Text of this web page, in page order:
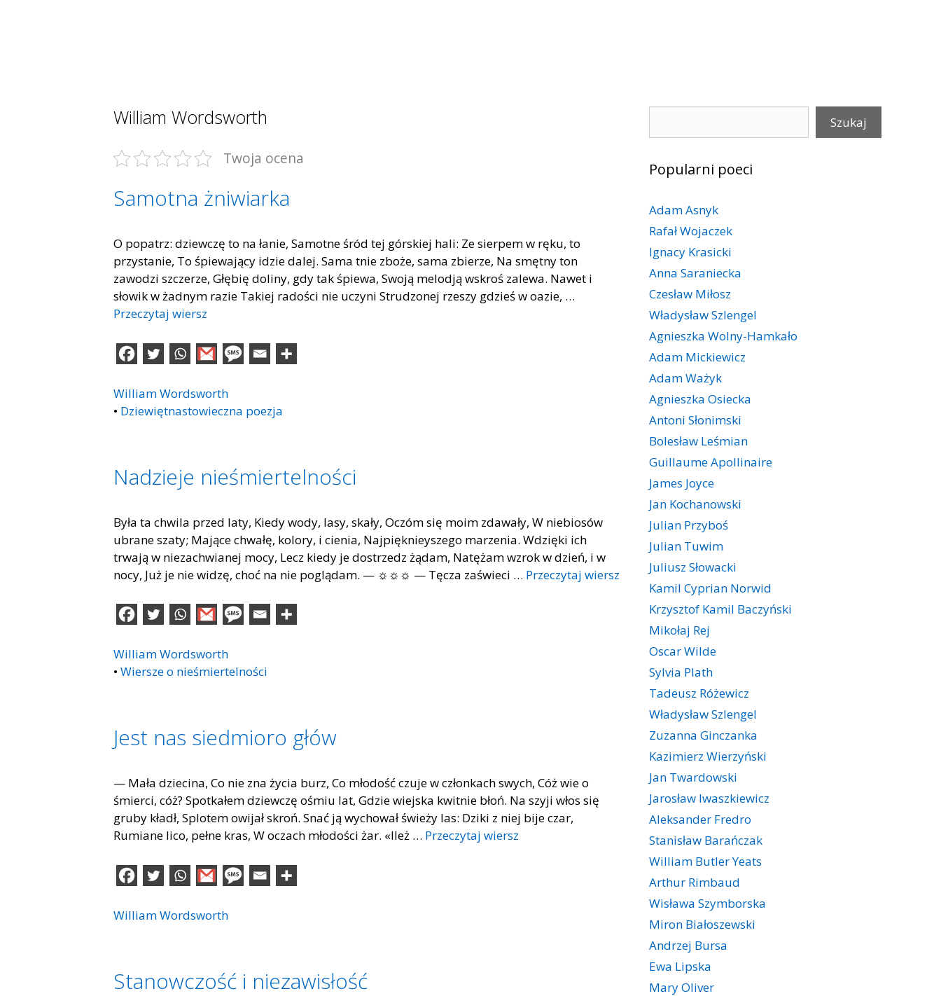
William Wordsworth
Twoja ocena
Samotna żniwiarka
O popatrz: dziewczę to na łanie, Samotne śród tej górskiej hali: Ze sierpem w ręku, to
przystanie, To śpiewający idzie dalej. Sama tnie zboże, sama zbierze, Na smętny ton
zawodzi szczerze, Głębię doliny, gdy tak śpiewa, Swoją melodją wskroś zalewa. Nawet i
słowik w żadnym razie Takiej radości nie uczyni Strudzonej rzeszy gdzieś w oazie, …
Przeczytaj wiersz
William Wordsworth
• Dziewiętnastowieczna poezja
Nadzieje nieśmiertelności
Była ta chwila przed laty, Kiedy wody, lasy, skały, Oczóm się moim zdawały, W niebiosów
ubrane szaty; Mające chwałę, kolory, i cienia, Najpięknieyszego marzenia. Wdzięki ich
trwają w niezachwianej mocy, Lecz kiedy je dostrzedz żądam, Natężam wzrok w dzień, i w
nocy, Już je nie widzę, choć na nie poglądam. — ☼☼☼ — Tęcza zaświeci … Przeczytaj wiersz
William Wordsworth
• Wiersze o nieśmiertelności
Jest nas siedmioro głów
— Mała dziecina, Co nie zna życia burz, Co młodość czuje w członkach swych, Cóż wie o
śmierci, cóż? Spotkałem dziewczę ośmiu lat, Gdzie wiejska kwitnie błoń. Na szyji włos się
gruby kładł, Splotem owijał skroń. Snać ją wychował świeży las: Dziki z niej bije czar,
Rumiane lico, pełne kras, W oczach młodości żar. «Ileż … Przeczytaj wiersz
William Wordsworth
Stanowczość i niezawisłość
Szukaj
Popularni poeci
Adam Asnyk
Rafał Wojaczek
Ignacy Krasicki
Anna Saraniecka
Czesław Miłosz
Władysław Szlengel
Agnieszka Wolny-Hamkało
Adam Mickiewicz
Adam Ważyk
Agnieszka Osiecka
Antoni Słonimski
Bolesław Leśmian
Guillaume Apollinaire
James Joyce
Jan Kochanowski
Julian Przyboś
Julian Tuwim
Juliusz Słowacki
Kamil Cyprian Norwid
Krzysztof Kamil Baczyński
Mikołaj Rej
Oscar Wilde
Sylvia Plath
Tadeusz Różewicz
Władysław Szlengel
Zuzanna Ginczanka
Kazimierz Wierzyński
Jan Twardowski
Jarosław Iwaszkiewicz
Aleksander Fredro
Stanisław Barańczak
William Butler Yeats
Arthur Rimbaud
Wisława Szymborska
Miron Białoszewski
Andrzej Bursa
Ewa Lipska
Mary Oliver